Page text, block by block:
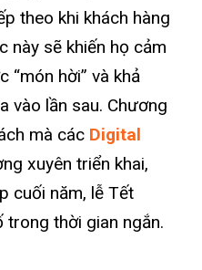
theo khi khách hàng
này sẽ khiến họ cảm
“món hời” và khả
vào lần sau. Chương
mà các Digital
xuyên triển khai,
cuối năm, lễ Tết
trong thời gian ngắn.